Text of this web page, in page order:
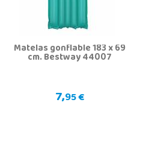
Matelas gonflable 183 x 69
cm. Bestway 44007
7,95 €